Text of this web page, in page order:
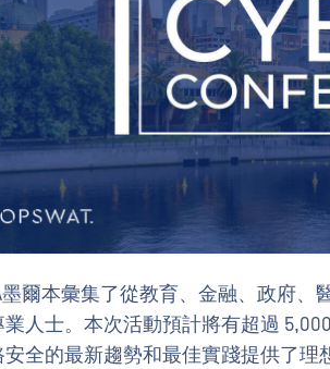
墨爾本彙集了從教育、金融、政府
業人士。本次活動預計將有超過
安全的最新趨勢和最佳實踐提供了理